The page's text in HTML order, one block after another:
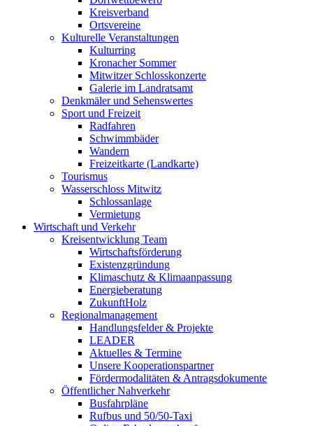
Kreisverband
Ortsvereine
Kulturelle Veranstaltungen
Kulturring
Kronacher Sommer
Mitwitzer Schlosskonzerte
Galerie im Landratsamt
Denkmäler und Sehenswertes
Sport und Freizeit
Radfahren
Schwimmbäder
Wandern
Freizeitkarte (Landkarte)
Tourismus
Wasserschloss Mitwitz
Schlossanlage
Vermietung
Wirtschaft und Verkehr
Kreisentwicklung Team
Wirtschaftsförderung
Existenzgründung
Klimaschutz & Klimaanpassung
Energieberatung
ZukunftHolz
Regionalmanagement
Handlungsfelder & Projekte
LEADER
Aktuelles & Termine
Unsere Kooperationspartner
Fördermodalitäten & Antragsdokumente
Öffentlicher Nahverkehr
Busfahrpläne
Rufbus und 50/50-Taxi